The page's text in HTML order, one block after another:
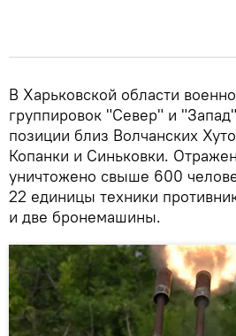
В Харьковской области
группировок "Север" и
позиции близ Волчанских
Копанки и Синьковки.
уничтожено свыше 600
22 единицы техники
и две бронемашины.